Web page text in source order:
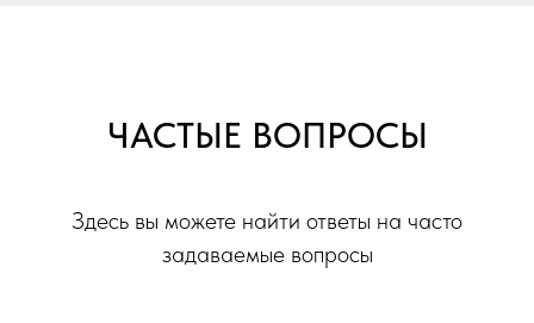
ЧАСТЫЕ ВОПРОСЫ
Здесь вы можете найти ответы на часто
задаваемые вопросы